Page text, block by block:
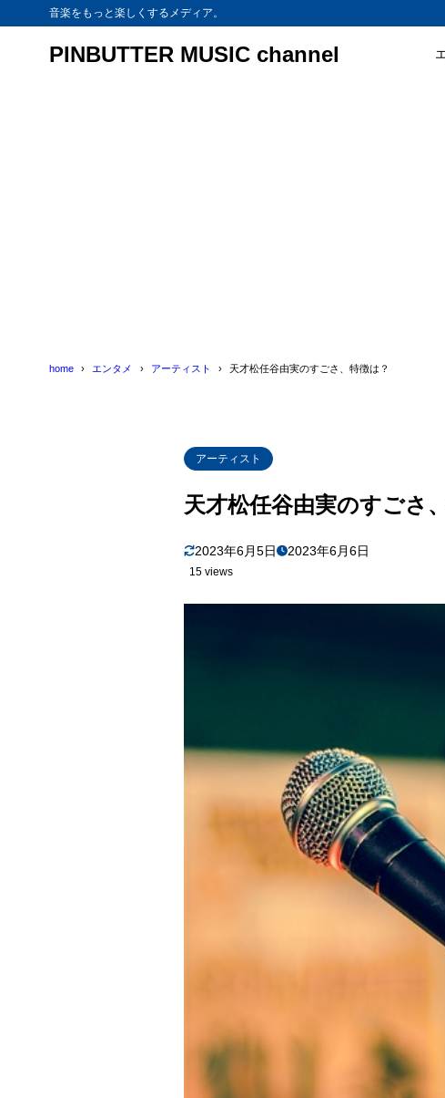
音楽をもっと楽しくするメディア。
PINBUTTER MUSIC channel
home エンタメ アーティスト 天才松任谷由実のすごさ、特徴は？
アーティスト
天才松任谷由実のすごさ
2023年6月5日 2023年6月6日
15 views